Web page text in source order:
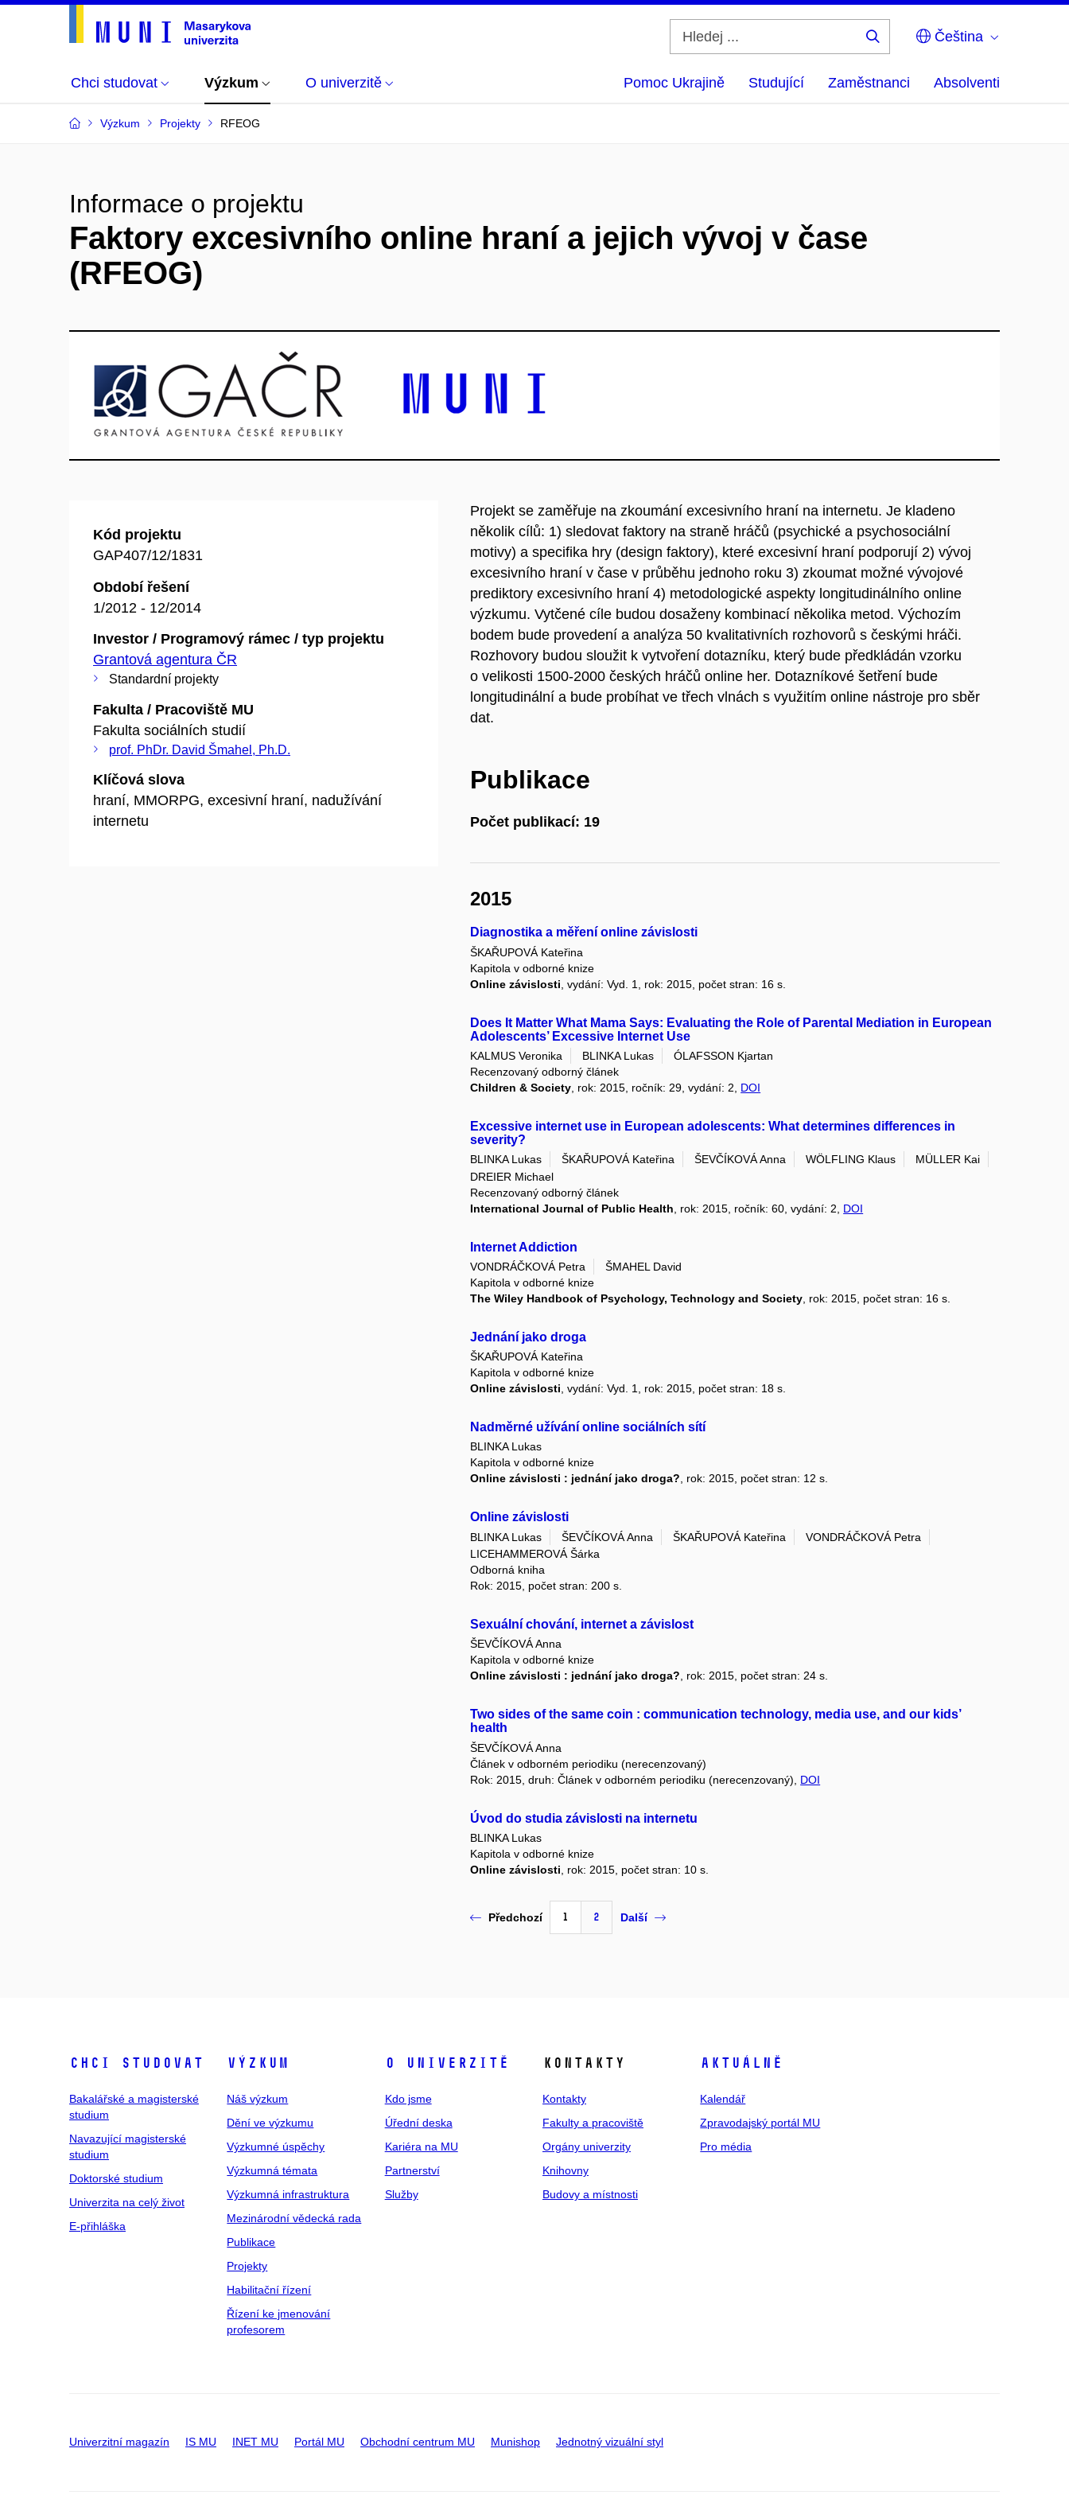
Čeština
Chci studovat Výzkum O univerzitě Pomoc Ukrajině Studující Zaměstnanci Absolventi
Výzkum Projekty RFEOG
Informace o projektu
Faktory excesivního online hraní a jejich vývoj v čase
(RFEOG)
Kód projektu
GAP407/12/1831
Období řešení
1/2012 - 12/2014
Investor / Programový rámec / typ projektu
Grantová agentura ČR
Standardní projekty
Fakulta / Pracoviště MU
Fakulta sociálních studií
prof. PhDr. David Šmahel, Ph.D.
Klíčová slova
hraní, MMORPG, excesivní hraní, nadužívání
internetu
Projekt se zaměřuje na zkoumání excesivního hraní na internetu. Je kladeno
několik cílů: 1) sledovat faktory na straně hráčů (psychické a psychosociální
motivy) a specifika hry (design faktory), které excesivní hraní podporují 2) vývoj
excesivního hraní v čase v průběhu jednoho roku 3) zkoumat možné vývojové
prediktory excesivního hraní 4) metodologické aspekty longitudinálního online
výzkumu. Vytčené cíle budou dosaženy kombinací několika metod. Výchozím
bodem bude provedení a analýza 50 kvalitativních rozhovorů s českými hráči.
Rozhovory budou sloužit k vytvoření dotazníku, který bude předkládán vzorku
o velikosti 1500-2000 českých hráčů online her. Dotazníkové šetření bude
longitudinální a bude probíhat ve třech vlnách s využitím online nástroje pro sběr
dat.
Publikace
Počet publikací: 19
2015
Diagnostika a měření online závislosti
ŠKAŘUPOVÁ Kateřina
Kapitola v odborné knize
Online závislosti , vydání: Vyd. 1, rok: 2015, počet stran: 16 s.
Does It Matter What Mama Says: Evaluating the Role of Parental Mediation in European
Adolescents’ Excessive Internet Use
KALMUS Veronika BLINKA Lukas
ÓLAFSSON Kjartan
Recenzovaný odborný článek
Children & Society , rok: 2015, ročník: 29, vydání: 2, DOI
Excessive internet use in European adolescents: What determines differences in
severity?
BLINKA Lukas ŠKAŘUPOVÁ Kateřina ŠEVČÍKOVÁ Anna WÖLFLING Klaus
MÜLLER Kai
DREIER Michael
Recenzovaný odborný článek
International Journal of Public Health , rok: 2015, ročník: 60, vydání: 2, DOI
Internet Addiction
VONDRÁČKOVÁ Petra
ŠMAHEL David
Kapitola v odborné knize
The Wiley Handbook of Psychology, Technology and Society , rok: 2015, počet stran: 16 s.
Jednání jako droga
ŠKAŘUPOVÁ Kateřina
Kapitola v odborné knize
Online závislosti , vydání: Vyd. 1, rok: 2015, počet stran: 18 s.
Nadměrné užívání online sociálních sítí
BLINKA Lukas
Kapitola v odborné knize
Online závislosti : jednání jako droga?, rok: 2015, počet stran: 12 s.
Online závislosti
BLINKA Lukas ŠEVČÍKOVÁ Anna ŠKAŘUPOVÁ Kateřina
VONDRÁČKOVÁ Petra
LICEHAMMEROVÁ Šárka
Odborná kniha
Rok: 2015, počet stran: 200 s.
Sexuální chování, internet a závislost
ŠEVČÍKOVÁ Anna
Kapitola v odborné knize
Online závislosti : jednání jako droga?, rok: 2015, počet stran: 24 s.
Two sides of the same coin : communication technology, media use, and our kids’
health
ŠEVČÍKOVÁ Anna
Článek v odborném periodiku (nerecenzovaný)
Rok: 2015, druh: Článek v odborném periodiku (nerecenzovaný), DOI
Úvod do studia závislosti na internetu
BLINKA Lukas
Kapitola v odborné knize
Online závislosti , rok: 2015, počet stran: 10 s.
Předchozí 1 2 Další
Chci studovat
Bakalářské a magisterské
studium
Navazující magisterské
studium
Doktorské studium
Univerzita na celý život
E-přihláška
Výzkum
Náš výzkum
Dění ve výzkumu
Výzkumné úspěchy
Výzkumná témata
Výzkumná infrastruktura
Mezinárodní vědecká rada
Publikace
Projekty
Habilitační řízení
Řízení ke jmenování
profesorem
O univerzitě
Kdo jsme
Úřední deska
Kariéra na MU
Partnerství
Služby
Kontakty
Kontakty
Fakulty a pracoviště
Orgány univerzity
Knihovny
Budovy a místnosti
Aktuálně
Kalendář
Zpravodajský portál MU
Pro média
Univerzitní magazín IS MU INET MU Portál MU Obchodní centrum MU Munishop Jednotný vizuální styl